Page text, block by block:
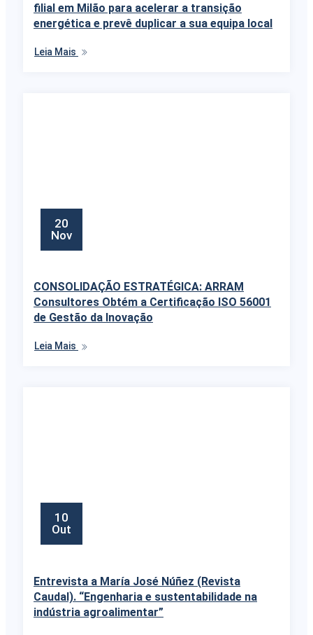
filial em Milão para acelerar a transição
energética e prevê duplicar a sua equipa local
Leia Mais
20
Nov
CONSOLIDAÇÃO ESTRATÉGICA: ARRAM
Consultores Obtém a Certificação ISO 56001
de Gestão da Inovação
Leia Mais
10
Out
Entrevista a María José Núñez (Revista
Caudal). “Engenharia e sustentabilidade na
indústria agroalimentar”